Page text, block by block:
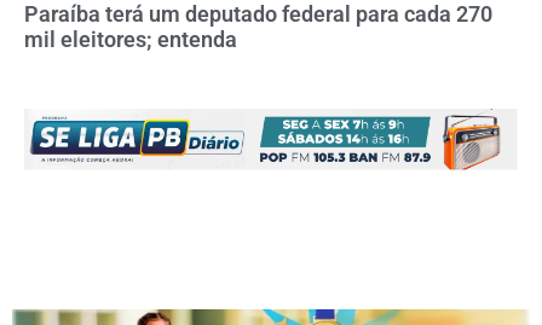
Paraíba terá um deputado federal para cada 270
mil eleitores; entenda